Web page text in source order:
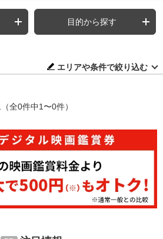
目的から探す
エリアや条件で絞り込む
（全0件中1〜0件）